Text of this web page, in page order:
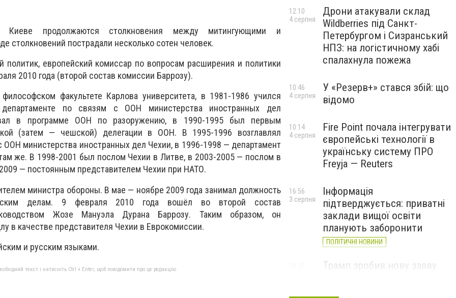
продолжаются столкновения между митингующими и
столкновений пострадали несколько сотен человек.
европейский комиссар по вопросам расширения и политики
2010 года (второй состав комиссии Баррозу).
факультете Карлова университета, в 1981-1986 учился
по связям с ООН министерства иностранных дел
в программе ООН по разоружению, в 1990-1995 был первым
(затем — чешской) делегации в ООН. В 1995-1996 возглавлял
ООН министерства иностранных дел Чехии, в 1996-1998 — департамент
же. В 1998-2001 был послом Чехии в Литве, в 2003-2005 — послом в
— постоянным представителем Чехии при НАТО.
министра обороны. В мае — ноябре 2009 года занимал должность
делам. 9 февраля 2010 года вошёл во второй состав
Жозе Мануэла Дурана Баррозу. Таким образом, он
в качестве представителя Чехии в Еврокомиссии.
и русским языками.
текст і натисніть Ctrl + Enter, щоб повідомити про це редакцію
Дрони атакували склад
Wildberries під Санкт-
Петербургом і Сизранський
НПЗ: на логістичному хабі
спалахнула пожежа
12:10
4 серпня
У «Резерв+» стався збій: що
відомо
10:46
4 серпня
Fire Point почала інтегрувати
європейські технології в
українську систему ПРО
Freyja — Reuters
10:14
4 серпня
Інформація
підтверджується: приватні
заклади вищої освіти
планують заборонити
ПОЛІТИЧНІ НОВИНИ
16:56
3 серпня
Трамп зробив нову заяву